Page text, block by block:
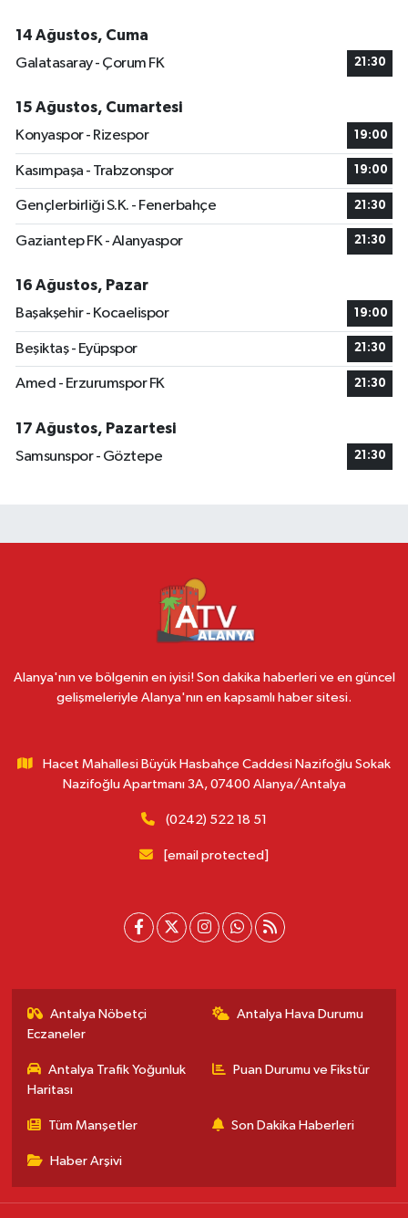
14 Ağustos, Cuma
Galatasaray - Çorum FK
21:30
15 Ağustos, Cumartesi
Konyaspor - Rizespor
19:00
Kasımpaşa - Trabzonspor 19:00
Gençlerbirliği S.K. - Fenerbahçe 21:30
Gaziantep FK - Alanyaspor 21:30
16 Ağustos, Pazar
Başakşehir - Kocaelispor
19:00
Beşiktaş - Eyüpspor 21:30
Amed - Erzurumspor FK 21:30
17 Ağustos, Pazartesi
Samsunspor - Göztepe
21:30
Alanya'nın ve bölgenin en iyisi! Son dakika haberleri ve en güncel
gelişmeleriyle Alanya'nın en kapsamlı haber sitesi.
Hacet Mahallesi Büyük Hasbahçe Caddesi Nazifoğlu Sokak
Nazifoğlu Apartmanı 3A, 07400 Alanya/Antalya
(0242) 522 18 51
[email protected]
Antalya Nöbetçi
Eczaneler
Antalya Hava Durumu
Antalya Trafik Yoğunluk
Haritası
Puan Durumu ve Fikstür
Tüm Manşetler Son Dakika Haberleri
Haber Arşivi